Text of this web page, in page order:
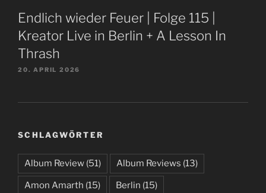
Endlich wieder Feuer | Folge 115 |
Kreator Live in Berlin + A Lesson In
Thrash
20. APRIL 2026
SCHLAGWÖRTER
Album Review (51) Album Reviews (13)
Amon Amarth (15) Berlin (15)